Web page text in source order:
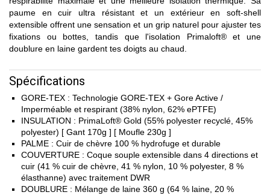
paume en cuir ultra résistant et un extérieur en soft-shell
extensible offrent une sensation et un grip naturel pour ajuster tes
fixations ou bottes, tandis que l'isolation Primaloft® et une
doublure en laine gardent tes doigts au chaud.
Spécifications
GORE-TEX : Technologie GORE-TEX + Gore Active /
Imperméable et respirant (38% nylon, 62% ePTFE)
INSULATION : PrimaLoft® Gold (55% polyester recyclé, 45%
polyester) [ Gant 170g ] [ Moufle 230g ]
PALME : Cuir de chèvre 100 % hydrofuge et durable
COUVERTURE : Coque souple extensible dans 4 directions et
cuir (41 % cuir de chèvre, 41 % nylon, 10 % polyester, 8 %
élasthanne) avec traitement DWR
DOUBLURE : Mélange de laine 360 g (64 % laine, 20 %